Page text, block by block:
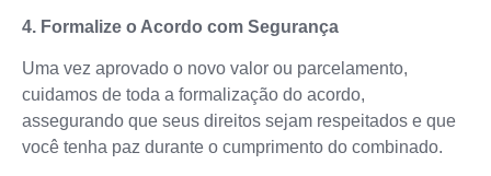
4. Formalize o Acordo com Segurança
Uma vez aprovado o novo valor ou parcelamento,
cuidamos de toda a formalização do acordo,
assegurando que seus direitos sejam respeitados e que
você tenha paz durante o cumprimento do combinado.